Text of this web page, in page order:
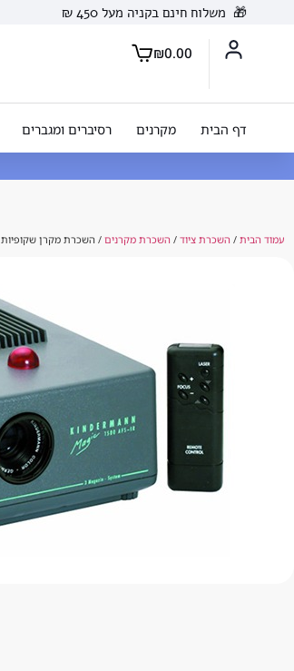
🎁 משלוח חינם בקניה מעל 450 ₪
₪0.00
דף הבית מקרנים רסיברים ומגברים
עמוד הבית / השכרת ציוד / השכרת מקרנים / השכרת מקרן שקופיות